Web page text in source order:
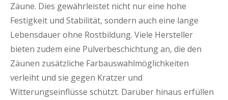
Zäune. Dies gewährleistet nicht nur eine hohe
Festigkeit und Stabilität, sondern auch eine lange
Lebensdauer ohne Rostbildung. Viele Hersteller
bieten zudem eine Pulverbeschichtung an, die den
Zäunen zusätzliche Farbauswahlmöglichkeiten
verleiht und sie gegen Kratzer und
Witterungseinflüsse schützt. Darüber hinaus erfüllen